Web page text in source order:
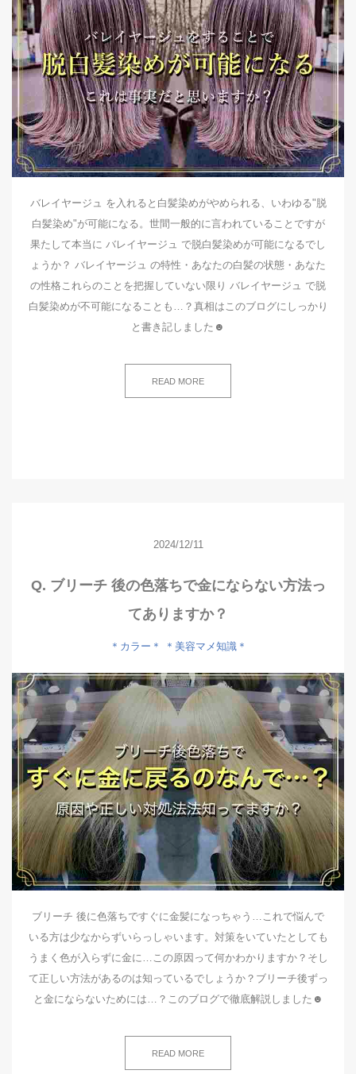
バレイヤージュ を入れると白髪染めがやめられる、いわゆる"脱
白髪染め"が可能になる。世間一般的に言われていることですが
果たして本当に バレイヤージュ で脱白髪染めが可能になるでし
ょうか？ バレイヤージュ の特性・あなたの白髪の状態・あなた
の性格これらのことを把握していない限り バレイヤージュ で脱
白髪染めが不可能になることも…？真相はこのブログにしっかり
と書き記しました☻
READ MORE
2024/12/11
Q. ブリーチ 後の色落ちで金にならない方法っ
てありますか？
＊カラー＊ ＊美容マメ知識＊
ブリーチ 後に色落ちですぐに金髪になっちゃう…これで悩んで
いる方は少なからずいらっしゃいます。対策をいていたとしても
うまく色が入らずに金に…この原因って何かわかりますか？そし
て正しい方法があるのは知っているでしょうか？ブリーチ後ずっ
と金にならないためには…？このブログで徹底解説しました☻
READ MORE